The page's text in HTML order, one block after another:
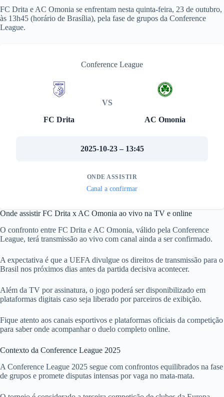
FC Drita e AC Omonia se enfrentam nesta quinta-feira, 23 de outubro,
às 13h45 (horário de Brasília), pela fase de grupos da Conference
League.
Conference League
FC Drita
VS
AC Omonia
2025-10-23 – 13:45
ONDE ASSISTIR
Canal a confirmar
Onde assistir FC Drita x AC Omonia ao vivo na TV e online
O confronto entre FC Drita e AC Omonia, válido pela Conference
League, terá transmissão ao vivo com canal ainda a ser confirmado.
A expectativa é que a UEFA divulgue os direitos de transmissão para o
Brasil nos próximos dias antes da partida decisiva acontecer.
Além da TV por assinatura, o jogo poderá ser disponibilizado em
plataformas digitais caso seja liberado por parceiros de exibição.
Fique atento aos canais esportivos e plataformas oficiais da competição
para saber onde acompanhar o duelo completo online.
Contexto da Conference League 2025
A Conference League 2025 segue com confrontos equilibrados na fase
de grupos e promete disputas intensas por vaga no mata-mata.